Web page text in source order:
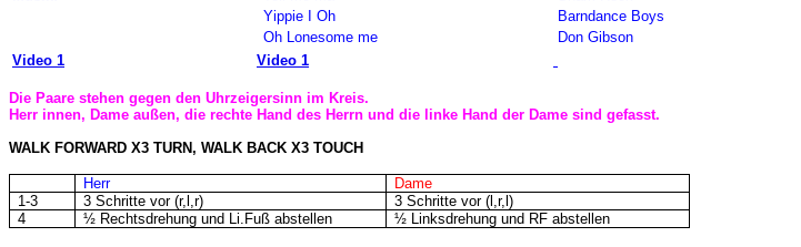
Yippie I Oh
Barndance Boys
Oh Lonesome me
Don Gibson
Video 1
Video 1
Die Paare stehen gegen den Uhrzeigersinn im Kreis.
Herr innen, Dame außen, die rechte Hand des Herrn und die linke Hand der Dame sind gefasst.
WALK FORWARD X3 TURN, WALK BACK X3 TOUCH
Herr
Dame
1-3
3 Schritte vor (r,l,r)
3 Schritte vor (l,r,l)
4
½ Rechtsdrehung und Li.Fuß abstellen ½ Linksdrehung und RF abstellen